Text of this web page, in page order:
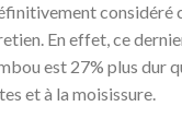
considéré
En effet, ce
est 27% plus dur
et à la moisissure.